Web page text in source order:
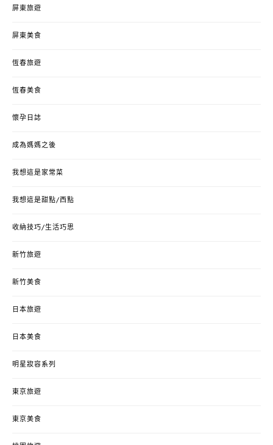
屏東旅遊
屏東美食
恆春旅遊
恆春美食
懷孕日誌
成為媽媽之後
我想這是家常菜
我想這是甜點/西點
收納技巧/生活巧思
新竹旅遊
新竹美食
日本旅遊
日本美食
明星妝容系列
東京旅遊
東京美食